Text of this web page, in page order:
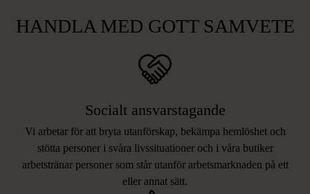
HANDLA MED GOTT SAMVETE
Socialt ansvarstagande
Vi arbetar för att bryta utanförskap, bekämpa hemlöshet och
stötta personer i svåra livssituationer och i våra butiker
arbetstränar personer som står utanför arbetsmarknaden på ett
eller annat sätt.